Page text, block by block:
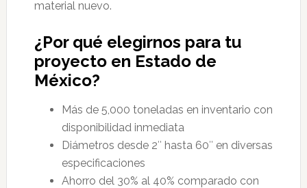
material nuevo.
¿Por qué elegirnos para tu
proyecto en Estado de
México?
Más de 5,000 toneladas en inventario con
disponibilidad inmediata
Diámetros desde 2″ hasta 60″ en diversas
especificaciones
Ahorro del 30% al 40% comparado con